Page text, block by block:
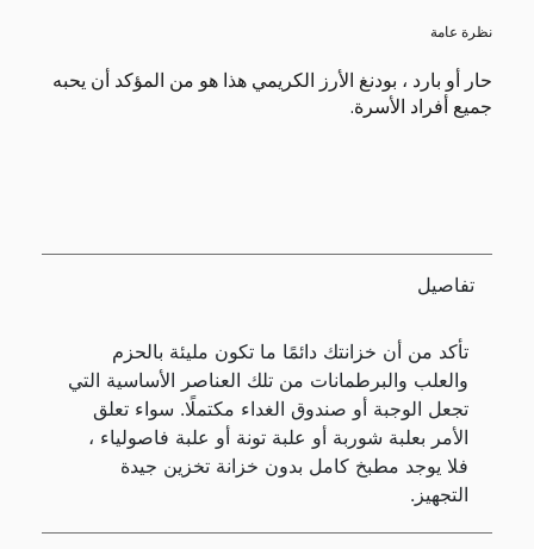
نظرة عامة
حار أو بارد ، بودنغ الأرز الكريمي هذا هو من المؤكد أن يحبه
جميع أفراد الأسرة.
تفاصيل
تأكد من أن خزانتك دائمًا ما تكون مليئة بالحزم
والعلب والبرطمانات من تلك العناصر الأساسية التي
تجعل الوجبة أو صندوق الغداء مكتملًا. سواء تعلق
الأمر بعلبة شوربة أو علبة تونة أو علبة فاصولياء ،
فلا يوجد مطبخ كامل بدون خزانة تخزين جيدة
التجهيز.